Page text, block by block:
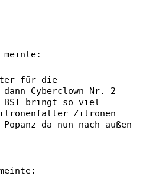
meinte:
für die
Cyberclown Nr. 2
bringt so viel
Zitronen
da nun nach außen